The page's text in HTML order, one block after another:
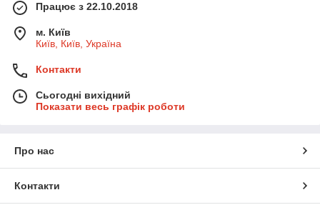
Працює з 22.10.2018
м. Київ
Київ, Київ, Україна
Контакти
Сьогодні вихідний
Показати весь графік роботи
Про нас
Контакти